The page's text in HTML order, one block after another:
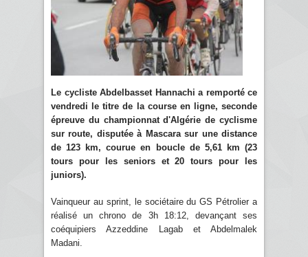
Le cycliste Abdelbasset Hannachi a remporté ce
vendredi le titre de la course en ligne, seconde
épreuve du championnat d'Algérie de cyclisme
sur route, disputée à Mascara sur une distance
de 123 km, courue en boucle de 5,61 km (23
tours pour les seniors et 20 tours pour les
juniors).
Vainqueur au sprint, le sociétaire du GS Pétrolier a
réalisé un chrono de 3h 18:12, devançant ses
coéquipiers Azzeddine Lagab et Abdelmalek
Madani.